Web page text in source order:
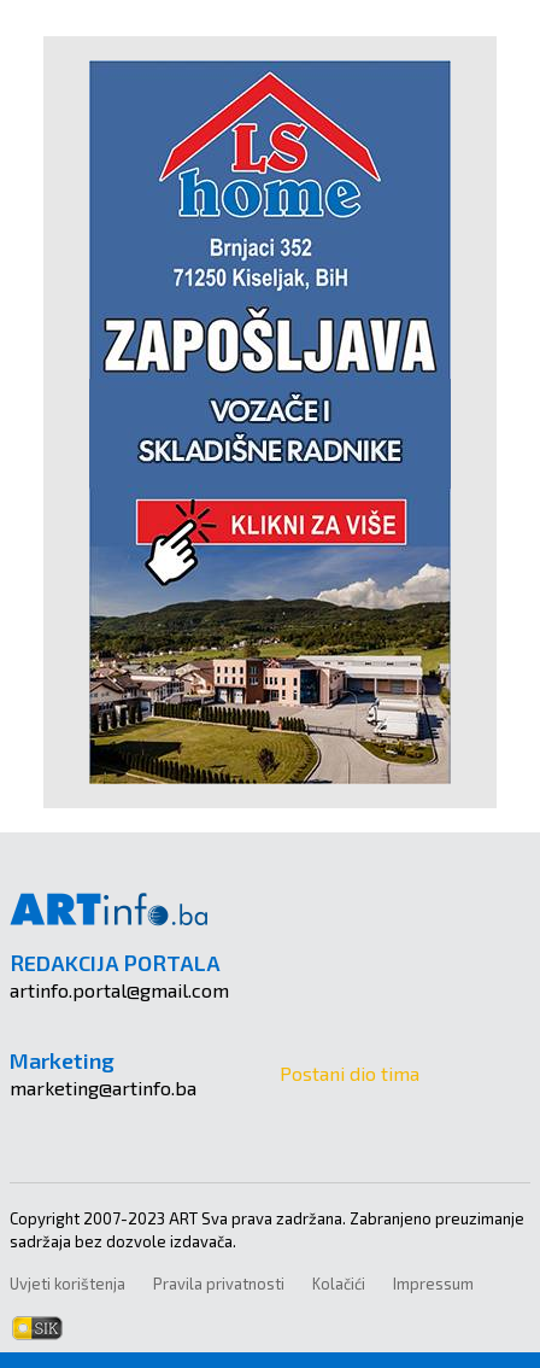
REDAKCIJA PORTALA
artinfo.portal@gmail.com
Marketing
marketing@artinfo.ba
Postani dio tima
Copyright 2007-2023 ART Sva prava zadržana. Zabranjeno preuzimanje
sadržaja bez dozvole izdavača.
Uvjeti korištenja Pravila privatnosti Kolačići Impressum